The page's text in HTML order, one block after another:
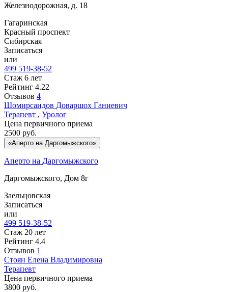
Железнодорожная, д. 18
Гагаринская
Красный проспект
Сибирская
Записаться
или
499 519-38-52
Стаж 6 лет
Рейтинг 4.22
Отзывов 4
Шомирсаидов Доваршох Ганиевич
Терапевт , Уролог
Цена первичного приема
2500 руб.
«Аперто на Даргомыжского»
Аперто на Даргомыжского
Даргомыжского, Дом 8г
Заельцовская
Записаться
или
499 519-38-52
Стаж 20 лет
Рейтинг 4.4
Отзывов 1
Стоян Елена Владимировна
Терапевт
Цена первичного приема
3800 руб.